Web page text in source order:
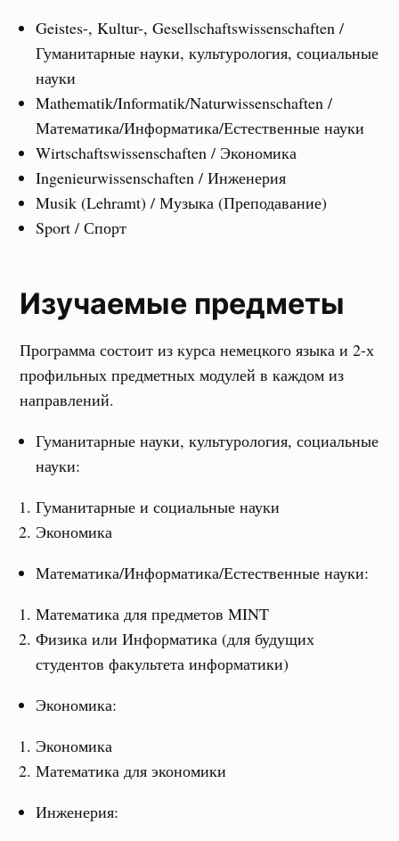
Geistes-, Kultur-, Gesellschaftswissenschaften /
Гуманитарные науки, культурология, социальные
науки
Mathematik/Informatik/Naturwissenschaften /
Математика/Информатика/Естественные науки
Wirtschaftswissenschaften / Экономика
Ingenieurwissenschaften / Инженерия
Musik (Lehramt) / Музыка (Преподавание)
Sport / Спорт
Изучаемые предметы
Программа состоит из курса немецкого языка и 2-х
профильных предметных модулей в каждом из
направлений.
Гуманитарные науки, культурология, социальные
науки:
Гуманитарные и социальные науки
Экономика
Математика/Информатика/Естественные науки:
Математика для предметов MINT
Физика или Информатика (для будущих
студентов факультета информатики)
Экономика:
Экономика
Математика для экономики
Инженерия: